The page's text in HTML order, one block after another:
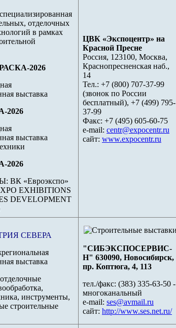
отделочных
в рамках
2026
выставка
выставка
ВК «Евроэкспо»
EXHIBITIONS
DEVELOPMENT
ЦВК «Экспоцентр» на
Красной Пресне
Россия, 123100, Москва,
Краснопресненская наб.,
14
Тел.: +7 (800) 707-37-99
(звонок по России
бесплатный), +7 (499) 795-
37-99
Факс: +7 (495) 605-60-75
e-mail: centr@expocentr.ru
сайт: www.expocentr.ru
СЕВЕРА
выставка
инструменты,
строительные
"СИБЭКСПОСЕРВИС-
Н" 630090, Новосибирск,
пр. Коптюга, 4, 113
тел./факс: (383) 335-63-50 -
многоканальный
e-mail: ses@avmail.ru
сайт: http://www.ses.net.ru/